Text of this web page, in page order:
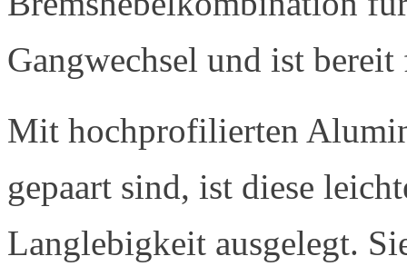
Gangwechsel und ist
Mit hochprofilierten
gepaart sind, ist diese
Langlebigkeit ausgelegt.